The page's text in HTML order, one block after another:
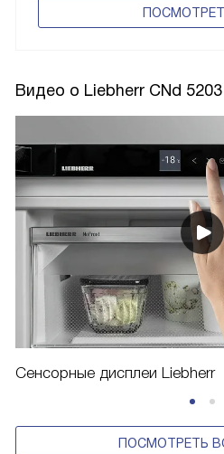
Видео о Liebherr CNd 5203
Сенсорные дисплеи Liebherr
ПОСМОТРЕТЬ